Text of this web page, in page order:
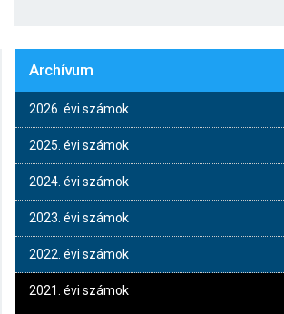
Archívum
2026. évi számok
2025. évi számok
2024. évi számok
2023. évi számok
2022. évi számok
2021. évi számok